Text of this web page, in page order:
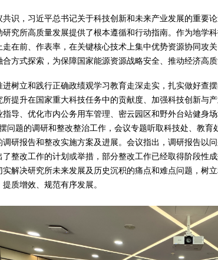
共识，习近平总书记关于科技创新和未来产业发展的重要
研究所高质量发展提供了根本遵循和行动指南。作为地学
走在前、作表率，在关键核心技术上集中优势资源协同攻
合方式探索，为保障国家能源资源战略安全、推动经济高质
进树立和践行正确政绩观学习教育走深走实，扎实做好查
所提升在国家重大科技任务中的贡献度、加强科技创新与
指导、优化市内公务用车管理、密云园区和野外台站健身
问题的调研和整改整治工作，会议专题听取科技处、教
调研报告和整改实施方案及进展。会议指出，调研报告以
了整改工作的计划或举措，部分整改工作已经取得阶段性
实解决研究所未来发展及历史沉积的痛点和难点问题，树
质增效、规范有序发展。